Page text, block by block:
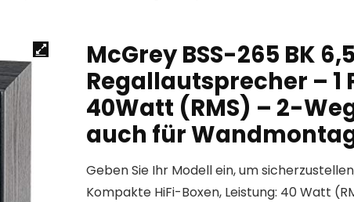
McGrey BSS-265 BK
Regallautsprecher – 1
40Watt (RMS) – 2-
auch für
Geben Sie Ihr Modell ein, um
Kompakte HiFi-Boxen, Leistung: 40 Watt